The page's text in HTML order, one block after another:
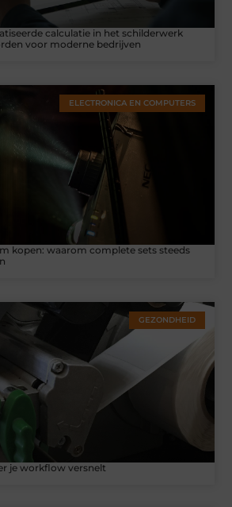
calculatie in het schilderwerk
voor moderne bedrijven
ELECTRONICA EN COMPUTERS
kopen: waarom complete sets steeds
GEZONDHEID
je workflow versnelt